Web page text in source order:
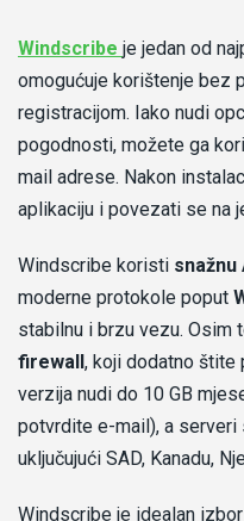
Windscribe -
Recenzija
windscribe
je jedan od
omogućuje korištenje bez
registracijom. Iako nudi
pogodnosti, možete ga
mail adrese. Nakon
aplikaciju i povezati se na
Windscribe koristi snažnu
moderne protokole poput
stabilnu i brzu vezu. Osim
firewall, koji dodatno štite
verzija nudi do 10 GB
potvrdite e-mail), a serveri
uključujući SAD, Kanadu,
Windscribe je idealan